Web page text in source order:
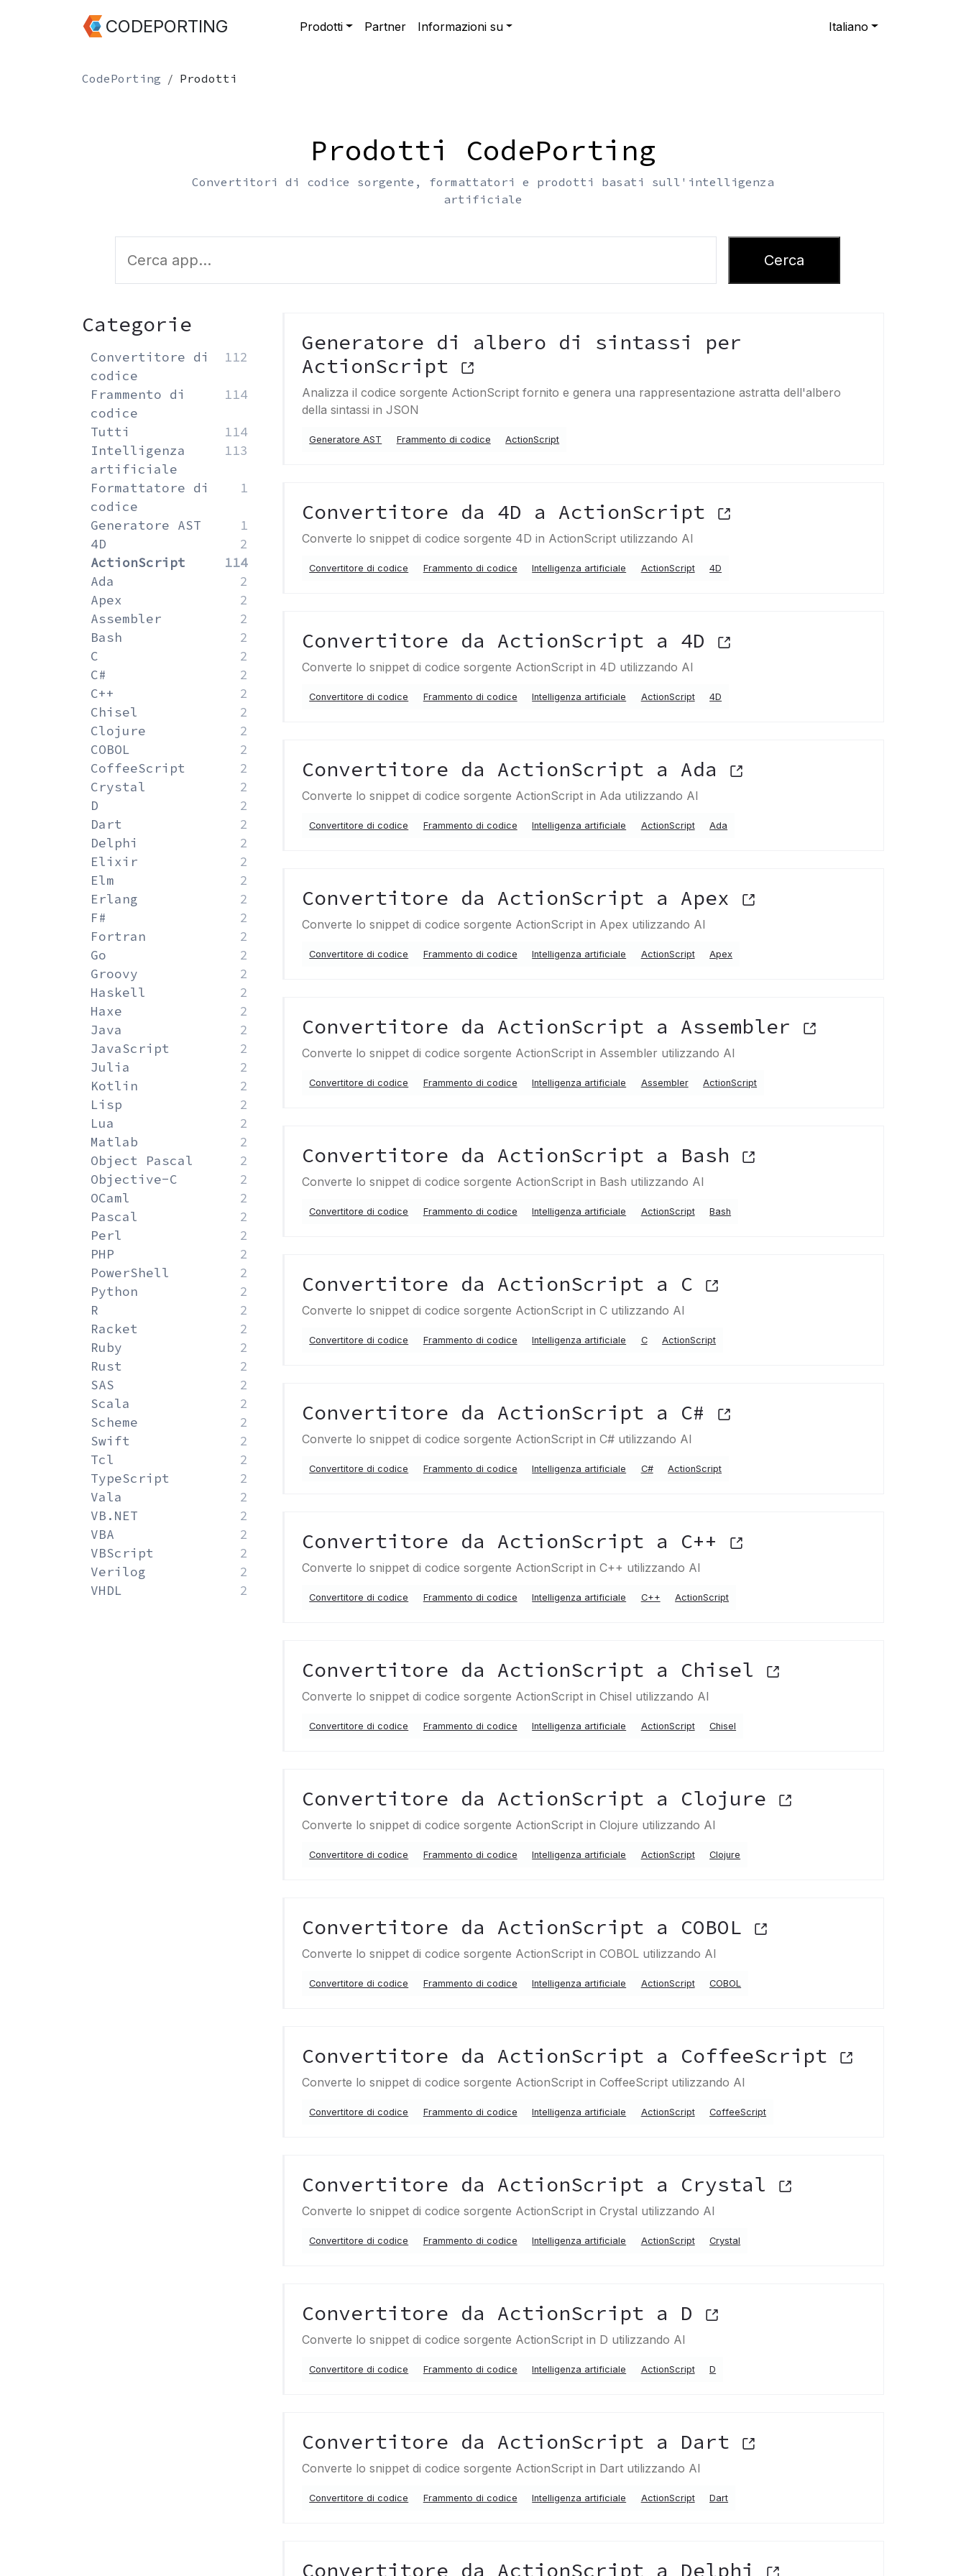
CODEPORTING Prodotti Partner Informazioni su Italiano
CodePorting Prodotti
Prodotti CodePorting
Convertitori di codice sorgente, formattatori e prodotti basati sull'intelligenza
artificiale
Cerca
Categorie
Convertitore di
codice
112
Frammento di
codice
114
Tutti
114
Intelligenza
artificiale
113
Formattatore di
codice
1
Generatore AST
1
4D
2
ActionScript
114
Ada
2
Apex
2
Assembler
2
Bash
2
C
2
C#
2
C++
2
Chisel
2
Clojure
2
COBOL
2
CoffeeScript
2
Crystal
2
D
2
Dart
2
Delphi
2
Elixir
2
Elm
2
Erlang
2
F#
2
Fortran
2
Go
2
Groovy
2
Haskell
2
Haxe
2
Java
2
JavaScript
2
Julia
2
Kotlin
2
Lisp
2
Lua
2
Matlab
2
Object Pascal
2
Objective-C
2
OCaml
2
Pascal
2
Perl
2
PHP
2
PowerShell
2
Python
2
R
2
Racket
2
Ruby
2
Rust
2
SAS
2
Scala
2
Scheme
2
Swift
2
Tcl
2
TypeScript
2
Vala
2
VB.NET
2
VBA
2
VBScript
2
Verilog
2
VHDL
2
Generatore di albero di sintassi per
ActionScript
Analizza il codice sorgente ActionScript fornito e genera una rappresentazione astratta dell'albero
della sintassi in JSON
Generatore AST Frammento di codice ActionScript
Convertitore da 4D a ActionScript
Converte lo snippet di codice sorgente 4D in ActionScript utilizzando AI
Convertitore di codice Frammento di codice Intelligenza artificiale ActionScript 4D
Convertitore da ActionScript a 4D
Converte lo snippet di codice sorgente ActionScript in 4D utilizzando AI
Convertitore di codice Frammento di codice Intelligenza artificiale ActionScript 4D
Convertitore da ActionScript a Ada
Converte lo snippet di codice sorgente ActionScript in Ada utilizzando AI
Convertitore di codice Frammento di codice Intelligenza artificiale ActionScript Ada
Convertitore da ActionScript a Apex
Converte lo snippet di codice sorgente ActionScript in Apex utilizzando AI
Convertitore di codice Frammento di codice Intelligenza artificiale ActionScript Apex
Convertitore da ActionScript a Assembler
Converte lo snippet di codice sorgente ActionScript in Assembler utilizzando AI
Convertitore di codice Frammento di codice Intelligenza artificiale Assembler ActionScript
Convertitore da ActionScript a Bash
Converte lo snippet di codice sorgente ActionScript in Bash utilizzando AI
Convertitore di codice Frammento di codice Intelligenza artificiale ActionScript Bash
Convertitore da ActionScript a C
Converte lo snippet di codice sorgente ActionScript in C utilizzando AI
Convertitore di codice Frammento di codice Intelligenza artificiale C ActionScript
Convertitore da ActionScript a C#
Converte lo snippet di codice sorgente ActionScript in C# utilizzando AI
Convertitore di codice Frammento di codice Intelligenza artificiale C# ActionScript
Convertitore da ActionScript a C++
Converte lo snippet di codice sorgente ActionScript in C++ utilizzando AI
Convertitore di codice Frammento di codice Intelligenza artificiale C++ ActionScript
Convertitore da ActionScript a Chisel
Converte lo snippet di codice sorgente ActionScript in Chisel utilizzando AI
Convertitore di codice Frammento di codice Intelligenza artificiale ActionScript Chisel
Convertitore da ActionScript a Clojure
Converte lo snippet di codice sorgente ActionScript in Clojure utilizzando AI
Convertitore di codice Frammento di codice Intelligenza artificiale ActionScript Clojure
Convertitore da ActionScript a COBOL
Converte lo snippet di codice sorgente ActionScript in COBOL utilizzando AI
Convertitore di codice Frammento di codice Intelligenza artificiale ActionScript COBOL
Convertitore da ActionScript a CoffeeScript
Converte lo snippet di codice sorgente ActionScript in CoffeeScript utilizzando AI
Convertitore di codice Frammento di codice Intelligenza artificiale ActionScript CoffeeScript
Convertitore da ActionScript a Crystal
Converte lo snippet di codice sorgente ActionScript in Crystal utilizzando AI
Convertitore di codice Frammento di codice Intelligenza artificiale ActionScript Crystal
Convertitore da ActionScript a D
Converte lo snippet di codice sorgente ActionScript in D utilizzando AI
Convertitore di codice Frammento di codice Intelligenza artificiale ActionScript D
Convertitore da ActionScript a Dart
Converte lo snippet di codice sorgente ActionScript in Dart utilizzando AI
Convertitore di codice Frammento di codice Intelligenza artificiale ActionScript Dart
Convertitore da ActionScript a Delphi